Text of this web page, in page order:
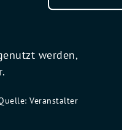
werden,
Veranstalter